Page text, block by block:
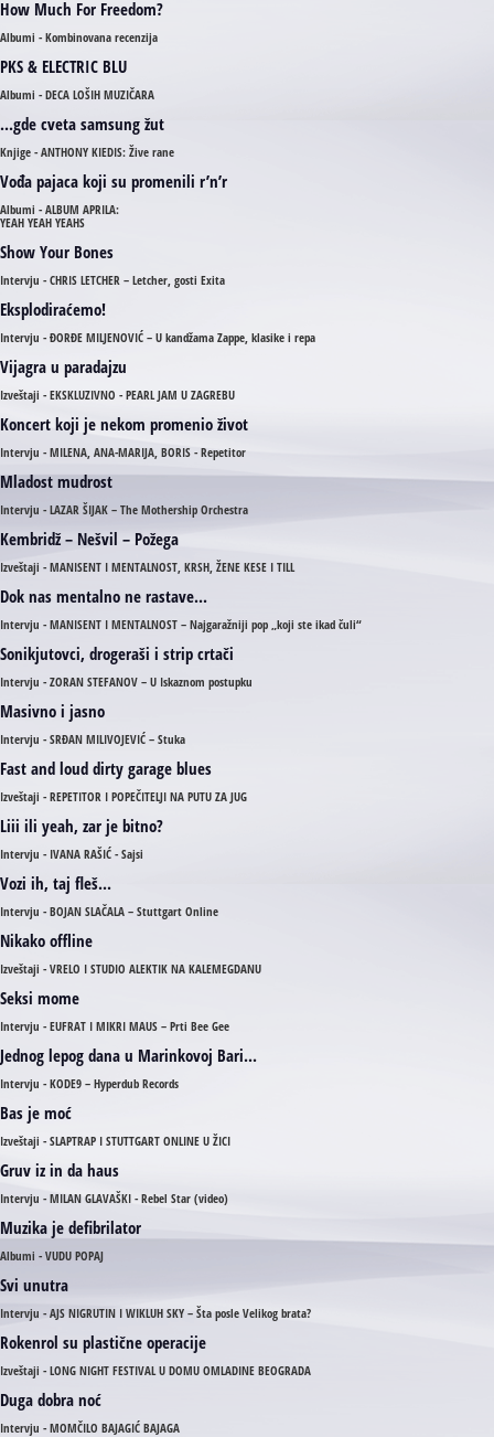
How Much For Freedom?
Albumi - Kombinovana recenzija
PKS & ELECTRIC BLU
Albumi - DECA LOŠIH MUZIČARA
...gde cveta samsung žut
Knjige - ANTHONY KIEDIS: Žive rane
Vođa pajaca koji su promenili r’n’r
Albumi - ALBUM APRILA:
YEAH YEAH YEAHS
Show Your Bones
Intervju - CHRIS LETCHER – Letcher, gosti Exita
Eksplodiraćemo!
Intervju - ĐORĐE MILJENOVIĆ – U kandžama Zappe, klasike i repa
Vijagra u paradajzu
Izveštaji - EKSKLUZIVNO - PEARL JAM U ZAGREBU
Koncert koji je nekom promenio život
Intervju - MILENA, ANA-MARIJA, BORIS - Repetitor
Mladost mudrost
Intervju - LAZAR ŠIJAK – The Mothership Orchestra
Kembridž – Nešvil – Požega
Izveštaji - MANISENT I MENTALNOST, KRSH, ŽENE KESE I TILL
Dok nas mentalno ne rastave...
Intervju - MANISENT I MENTALNOST – Najgaražniji pop „koji ste ikad čuli“
Sonikjutovci, drogeraši i strip crtači
Intervju - ZORAN STEFANOV – U Iskaznom postupku
Masivno i jasno
Intervju - SRĐAN MILIVOJEVIĆ – Stuka
Fast and loud dirty garage blues
Izveštaji - REPETITOR I POPEČITELJI NA PUTU ZA JUG
Liii ili yeah, zar je bitno?
Intervju - IVANA RAŠIĆ - Sajsi
Vozi ih, taj fleš...
Intervju - BOJAN SLAČALA – Stuttgart Online
Nikako offline
Izveštaji - VRELO I STUDIO ALEKTIK NA KALEMEGDANU
Seksi mome
Intervju - EUFRAT I MIKRI MAUS – Prti Bee Gee
Jednog lepog dana u Marinkovoj Bari...
Intervju - KODE9 – Hyperdub Records
Bas je moć
Izveštaji - SLAPTRAP I STUTTGART ONLINE U ŽICI
Gruv iz in da haus
Intervju - MILAN GLAVAŠKI - Rebel Star (video)
Muzika je defibrilator
Albumi - VUDU POPAJ
Svi unutra
Intervju - AJS NIGRUTIN I WIKLUH SKY – Šta posle Velikog brata?
Rokenrol su plastične operacije
Izveštaji - LONG NIGHT FESTIVAL U DOMU OMLADINE BEOGRADA
Duga dobra noć
Intervju - MOMČILO BAJAGIĆ BAJAGA